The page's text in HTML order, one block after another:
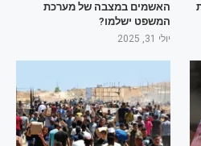
האשמים במצבה של מערכת
המשפט ישלמו?
יולי 31, 2025